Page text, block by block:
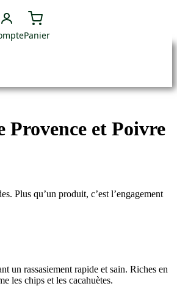
Panier
Provence et Poivre
Plus qu’un produit, c’est l’engagement
un rassasiement rapide et sain. Riches en
les chips et les cacahuètes.